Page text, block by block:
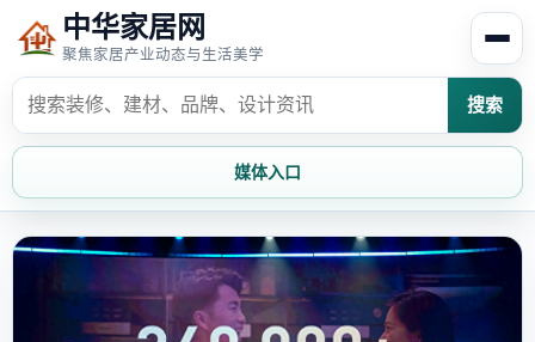
中华家居网
聚焦家居产业动态与生活美学
搜索
媒体入口
首页 家居资讯
家居风水 家居欣赏